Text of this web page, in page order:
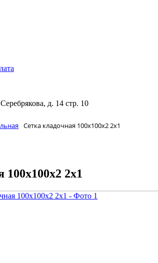
д. 14 стр. 10
Сетка кладочная 100х100x2 2х1
100х100x2 2х1